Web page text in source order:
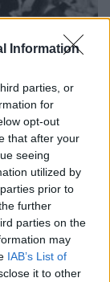
Information
parties, or
for
opt-out
that after your
seeing
utilized by
prior to
further
parties on the
may
IAB’s List of
it to other
buta.
nem a
színpadot.
a színpad
csapni,
konok
s
elkacagom
rajta:
„ojjé",